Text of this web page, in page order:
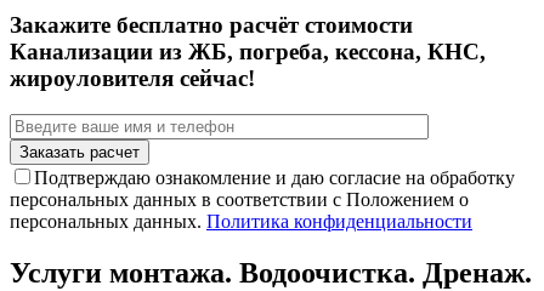
Закажите бесплатно расчёт стоимости
Канализации из ЖБ, погреба, кессона, КНС,
жироуловителя сейчас!
Подтверждаю ознакомление и даю согласие на обработку
персональных данных в соответствии с Положением о
персональных данных. Политика конфиденциальности
Услуги монтажа. Водоочистка. Дренаж.